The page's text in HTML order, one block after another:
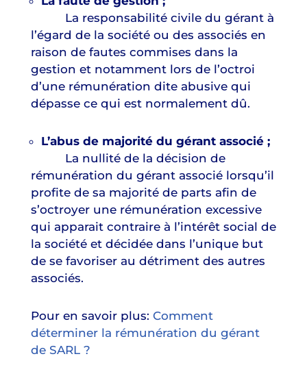
La responsabilité civile du gérant à
l’égard de la société ou des associés en
raison de fautes commises dans la
gestion et notamment lors de l’octroi
d’une rémunération dite abusive qui
dépasse ce qui est normalement dû.
L’abus de majorité du gérant associé ;
La nullité de la décision de
rémunération du gérant associé lorsqu’il
profite de sa majorité de parts afin de
s’octroyer une rémunération excessive
qui apparait contraire à l’intérêt social de
la société et décidée dans l’unique but
de se favoriser au détriment des autres
associés.
Pour en savoir plus: Comment
déterminer la rémunération du gérant
de SARL ?